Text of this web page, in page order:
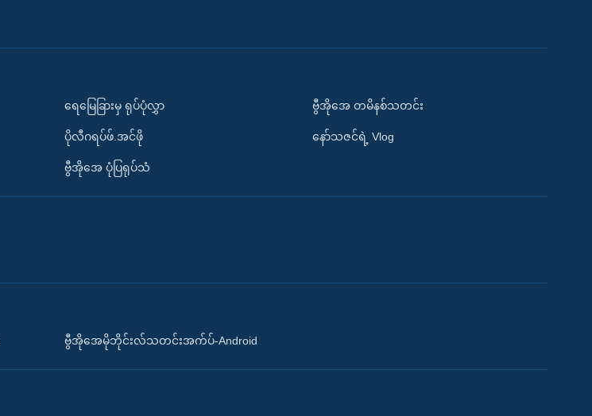
ရေမြေခြားမှ ရုပ်ပုံလွှာ
ပိုလီဂရပ်ဖ်.အင်ဖို
ဗွီအိုအေ ပုံပြရုပ်သံ
ဗွီအိုအေ တမိနစ်သတင်း
နော်သဇင်ရဲ့ Vlog
ဗွီအိုအေမိုဘိုင်းလ်သတင်းအက်ပ်-Android